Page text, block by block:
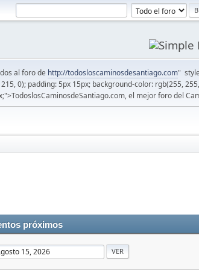
al foro de http://todosloscaminosdesantiago.com"
0); padding: 5px 15px; background-color: rgb(255,
el mejor foro del
próximos